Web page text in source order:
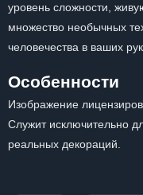
уровень сложности,
множество необычных
человечества в ваших
Особенности
Изображение
Служит исключительно
реальных декораций.